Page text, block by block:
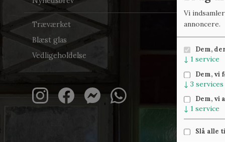
Træværket
Blæst glas
Vedligeholdelse
Vi
annoncere.
Dem,
↓ 1 service
Dem, vi
↓ 3 services
Dem, vi
↓ 1 service
Slå alle